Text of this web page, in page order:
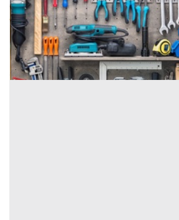
Delia (Caltanissetta)
Offerta minima
800 €
Codice asta:AT2324361665
Asta chiusa